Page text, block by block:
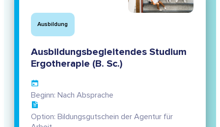
Ausbildung
Ausbildungsbegleitendes Studium
Ergotherapie (B. Sc.)
Beginn: Nach Absprache
Option: Bildungsgutschein der Agentur für